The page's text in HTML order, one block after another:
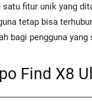
satu fitur unik yang
tetap bisa
bagi pengguna
Find X8